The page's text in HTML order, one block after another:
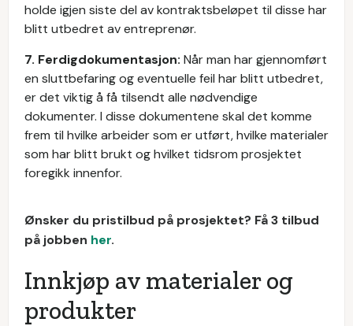
holde igjen siste del av kontraktsbeløpet til disse har
blitt utbedret av entreprenør.
7. Ferdigdokumentasjon: Når man har gjennomført
en sluttbefaring og eventuelle feil har blitt utbedret,
er det viktig å få tilsendt alle nødvendige
dokumenter. I disse dokumentene skal det komme
frem til hvilke arbeider som er utført, hvilke materialer
som har blitt brukt og hvilket tidsrom prosjektet
foregikk innenfor.
Ønsker du pristilbud på prosjektet? Få 3 tilbud
på jobben her.
Innkjøp av materialer og
produkter